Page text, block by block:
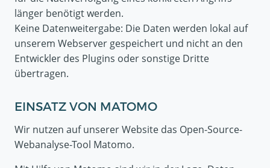
länger benötigt werden.
Keine Datenweitergabe: Die Daten werden lokal auf
unserem Webserver gespeichert und nicht an den
Entwickler des Plugins oder sonstige Dritte
übertragen.
EINSATZ VON MATOMO
Wir nutzen auf unserer Website das Open-Source-
Webanalyse-Tool Matomo.